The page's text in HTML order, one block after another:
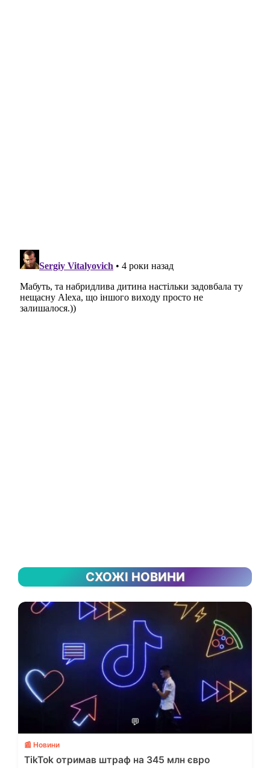
СХОЖІ НОВИНИ
💬
📰 Новини
TikTok отримав штраф на 345 млн євро